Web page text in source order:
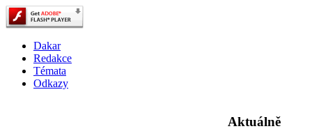
Dakar
Redakce
Témata
Odkazy
Aktuálně